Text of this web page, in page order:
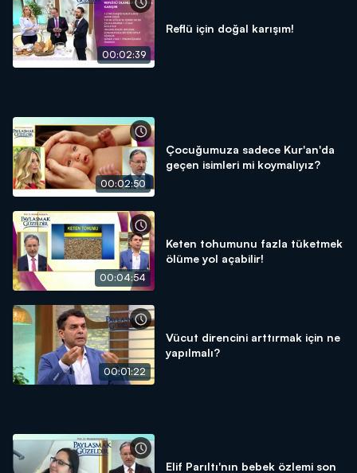
00:02:39
Reflü için doğal karışım!
00:02:50
Çocuğumuza sadece Kur'an'da
geçen isimleri mi koymalıyız?
00:04:54
Keten tohumunu fazla tüketmek
ölüme yol açabilir!
00:01:22
Vücut direncini arttırmak için ne
yapılmalı?
Elif Parıltı'nın bebek özlemi son